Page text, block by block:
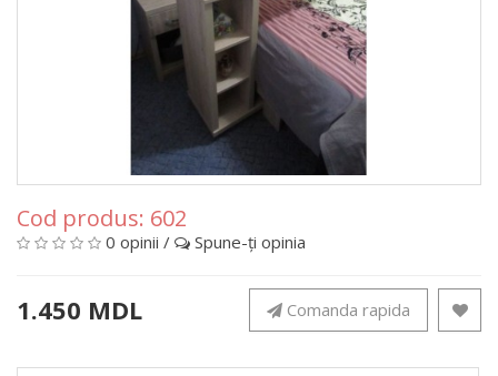
Cod produs: 602
0 opinii / Spune-ţi opinia
1.450 MDL Comanda rapida